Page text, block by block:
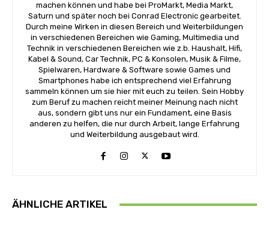
machen können und habe bei ProMarkt, Media Markt,
Saturn und später noch bei Conrad Electronic gearbeitet.
Durch meine Wirken in diesen Bereich und Weiterbildungen
in verschiedenen Bereichen wie Gaming, Multimedia und
Technik in verschiedenen Bereichen wie z.b. Haushalt, Hifi,
Kabel & Sound, Car Technik, PC & Konsolen, Musik & Filme,
Spielwaren, Hardware & Software sowie Games und
Smartphones habe ich entsprechend viel Erfahrung
sammeln können um sie hier mit euch zu teilen. Sein Hobby
zum Beruf zu machen reicht meiner Meinung nach nicht
aus, sondern gibt uns nur ein Fundament, eine Basis
anderen zu helfen, die nur durch Arbeit, lange Erfahrung
und Weiterbildung ausgebaut wird.
ÄHNLICHE ARTIKEL